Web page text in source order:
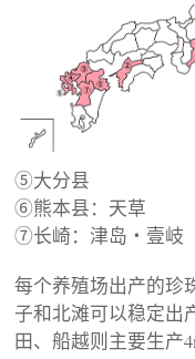
⑤大分县
⑥熊本县：天草
⑦长崎：津岛・壹岐
每个养殖场出产的珍
子和北滩可以稳定出
田、船越则主要生产